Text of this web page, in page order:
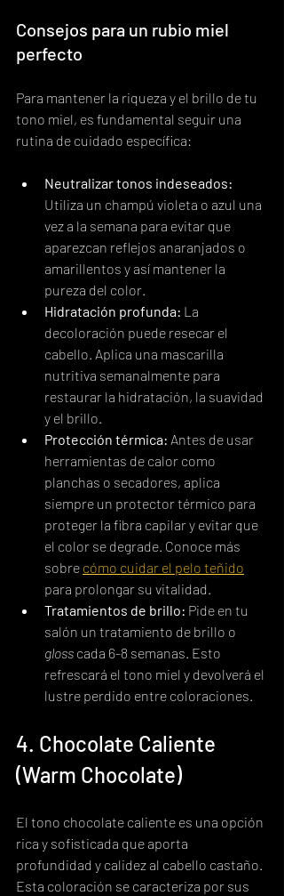
Consejos para un rubio miel
perfecto
Para mantener la riqueza y el brillo de tu
tono miel, es fundamental seguir una
rutina de cuidado específica:
Neutralizar tonos indeseados:
Utiliza un champú violeta o azul una
vez a la semana para evitar que
aparezcan reflejos anaranjados o
amarillentos y así mantener la
pureza del color.
Hidratación profunda: La
decoloración puede resecar el
cabello. Aplica una mascarilla
nutritiva semanalmente para
restaurar la hidratación, la suavidad
y el brillo.
Protección térmica: Antes de usar
herramientas de calor como
planchas o secadores, aplica
siempre un protector térmico para
proteger la fibra capilar y evitar que
el color se degrade. Conoce más
sobre cómo cuidar el pelo teñido
para prolongar su vitalidad.
Tratamientos de brillo: Pide en tu
salón un tratamiento de brillo o
gloss cada 6-8 semanas. Esto
refrescará el tono miel y devolverá el
lustre perdido entre coloraciones.
4. Chocolate Caliente
(Warm Chocolate)
El tono chocolate caliente es una opción
rica y sofisticada que aporta
profundidad y calidez al cabello castaño.
Esta coloración se caracteriza por sus